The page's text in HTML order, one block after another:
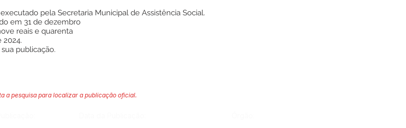
pela Secretaria Municipal de Assistência Social.
em 31 de dezembro
reais e quarenta
publicação.
a pesquisa para localizar a publicação oficial.